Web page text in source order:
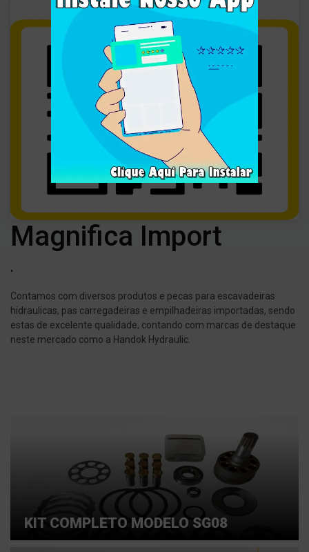
Magnifica Import
.
Contamos com diversos produtos e pecas para escavadeiras
hidraulicas, pas carregadeiras e empilhadeiras importadas, sendo
estas de excelente qualidade, contando com marcas de destaque
neste mercado como a Handok Hydraulic.
KIT COMPLETO MODELO SG08